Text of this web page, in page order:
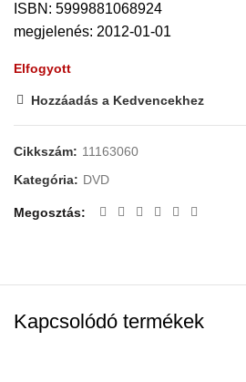
ISBN: 5999881068924
megjelenés: 2012-01-01
Elfogyott
Hozzáadás a Kedvencekhez
Cikkszám: 11163060
Kategória: DVD
Megosztás
Kapcsolódó termékek